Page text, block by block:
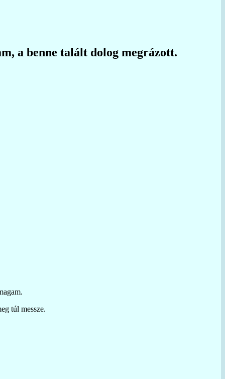
a benne talált dolog megrázott.
túl messze.